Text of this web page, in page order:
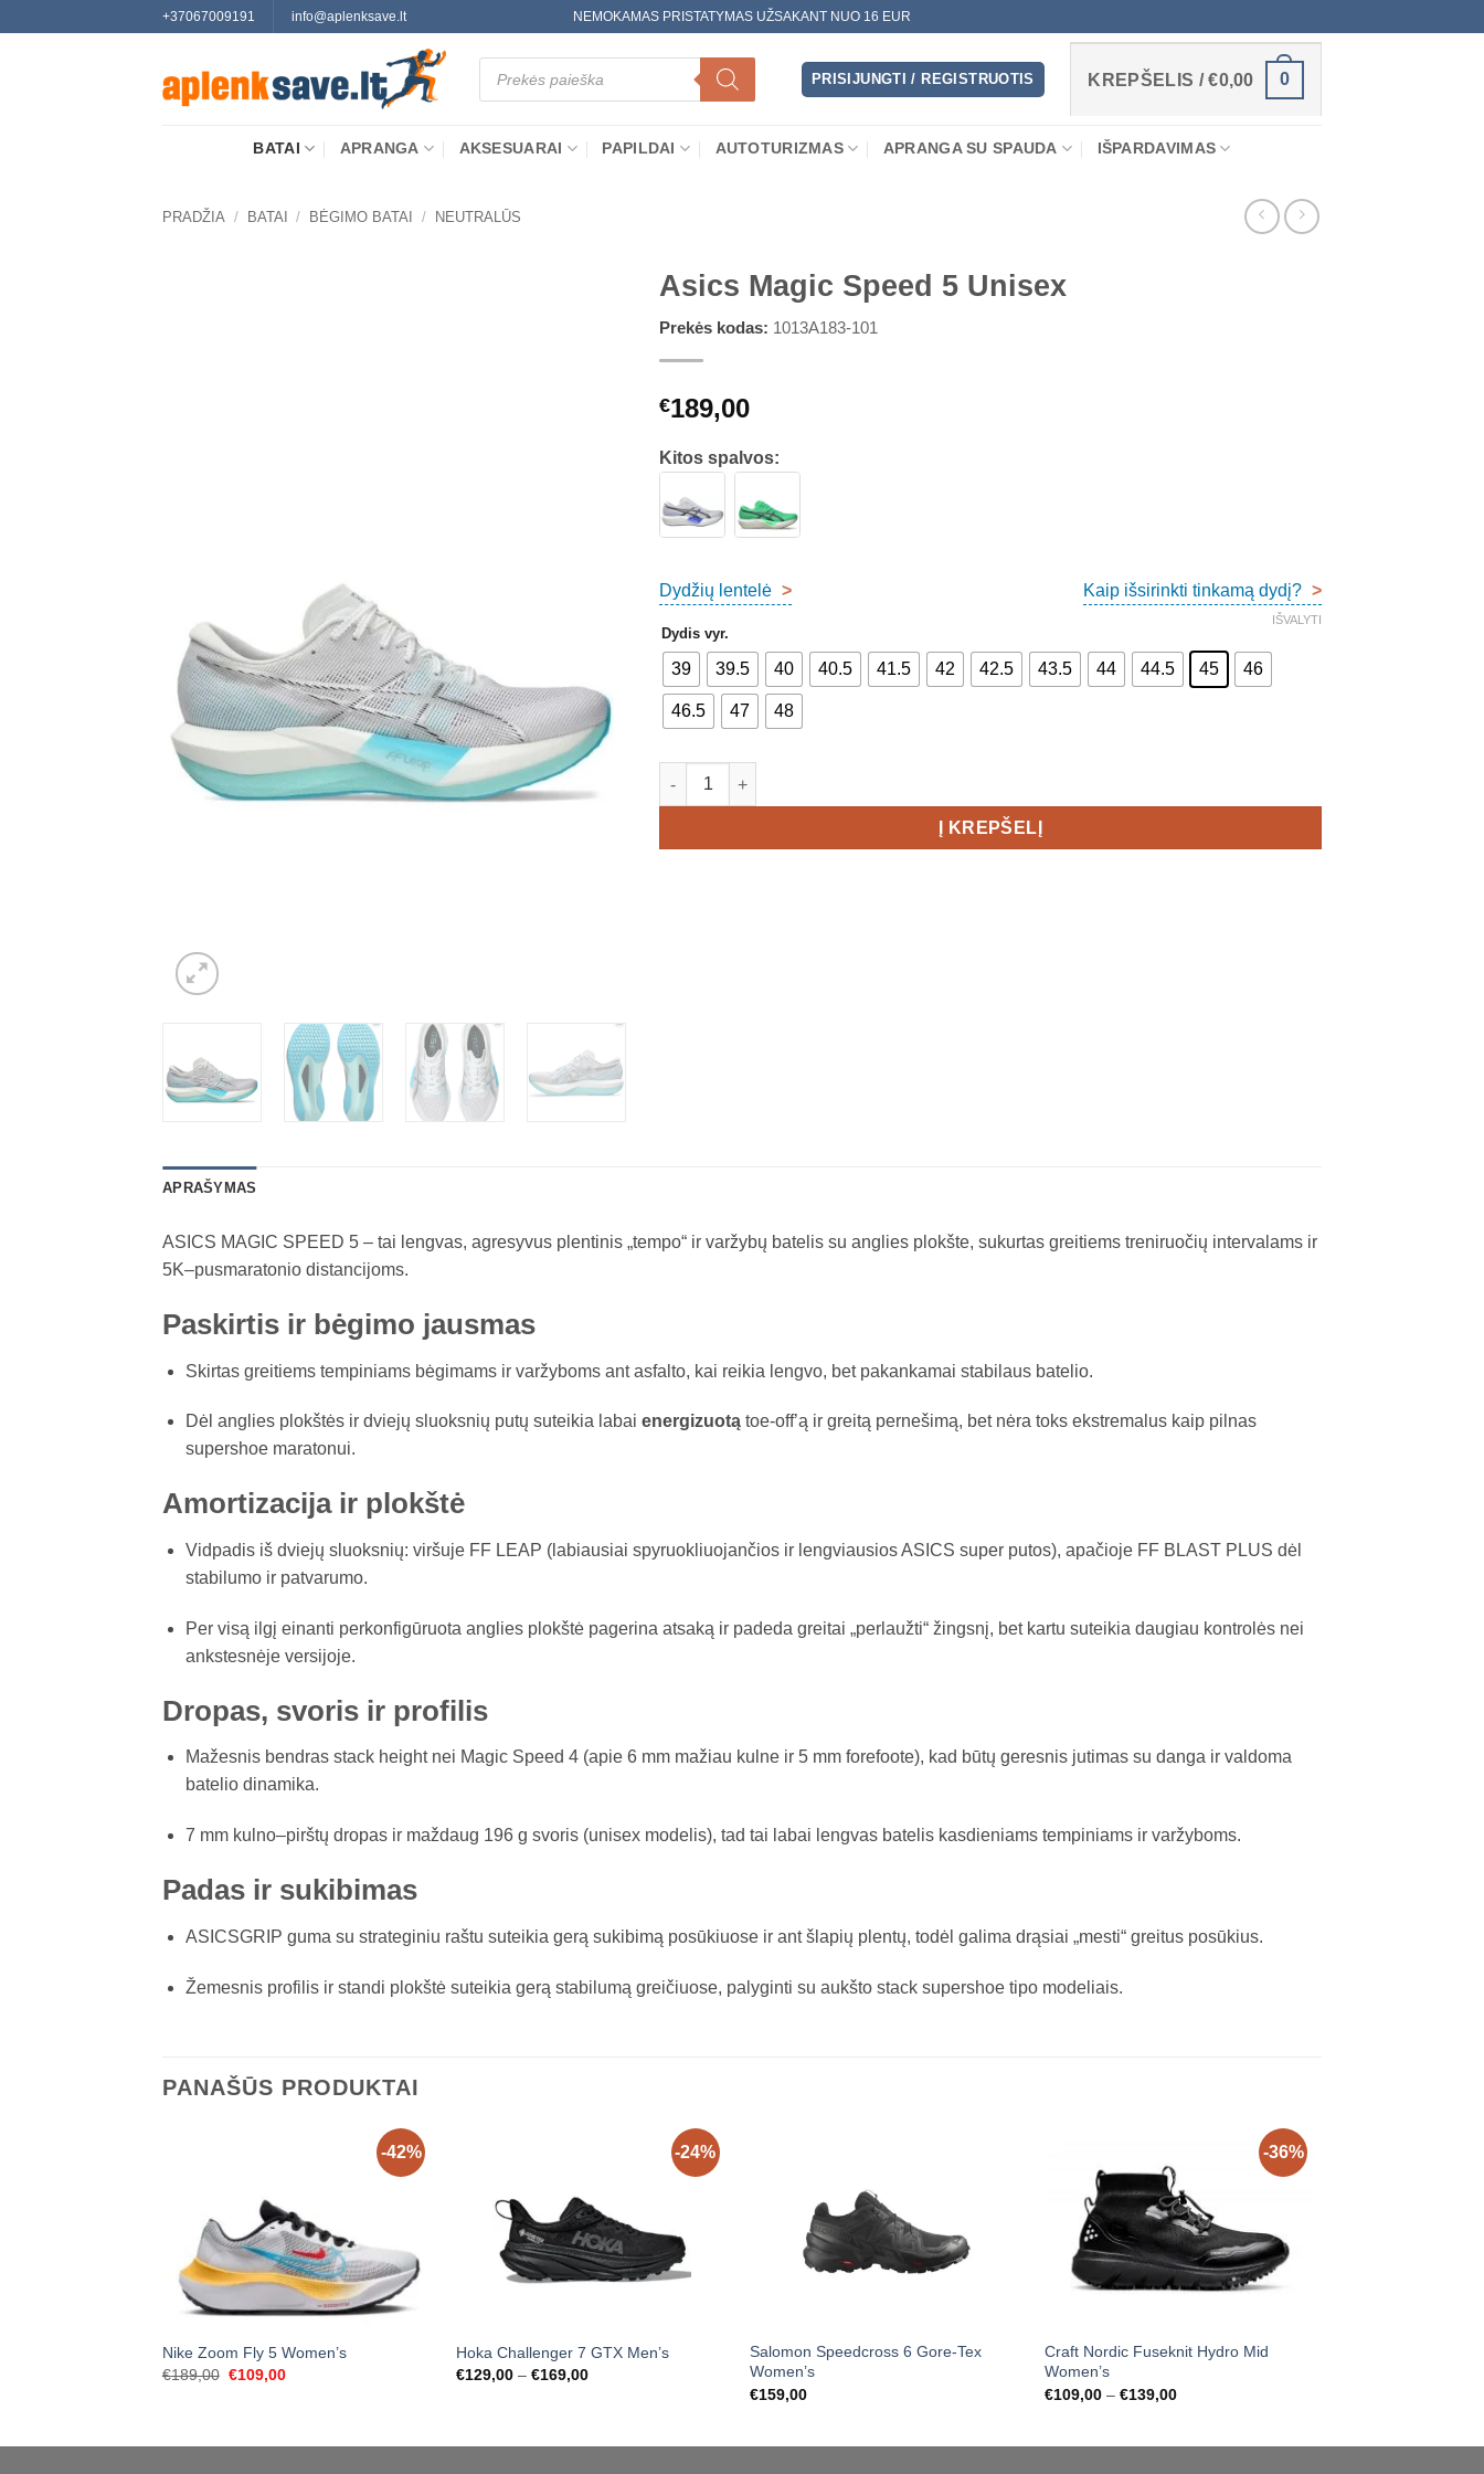
+37067009191 info@aplenksave.lt NEMOKAMAS PRISTATYMAS UŽSAKANT NUO 16 EUR
Products
search
PRISIJUNGTI / REGISTRUOTIS KREPŠELIS /€0,00 0
BATAI APRANGA AKSESUARAI PAPILDAI AUTOTURIZMAS APRANGA SU SPAUDA IŠPARDAVIMAS
PRADŽIA / BATAI / BĖGIMO BATAI / NEUTRALŪS
Asics Magic Speed 5 Unisex
Prekės kodas: 1013A183-101
€189,00
Kitos spalvos:
Dydžių lentelė > Kaip išsirinkti tinkamą dydį? >
Dydis vyr.
39 39.5 40 40.5 41.5 42 42.5 43.5 44 44.5 45 46
46.5 47 48
IŠVALYTI
produkto kiekis: Asics Magic Speed 5 Unisex
Į KREPŠELĮ
APRAŠYMAS
ASICS MAGIC SPEED 5 – tai lengvas, agresyvus plentinis „tempo“ ir varžybų batelis su anglies plokšte, sukurtas greitiems treniruočių intervalams ir
5K–pusmaratonio distancijoms.
Paskirtis ir bėgimo jausmas
Skirtas greitiems tempiniams bėgimams ir varžyboms ant asfalto, kai reikia lengvo, bet pakankamai stabilaus batelio.
Dėl anglies plokštės ir dviejų sluoksnių putų suteikia labai energizuotątoe-off’ą ir greitą pernešimą, bet nėra toks ekstremalus kaip pilnas
supershoe maratonui.
Amortizacija ir plokštė
Vidpadis iš dviejų sluoksnių: viršuje FF LEAP (labiausiai spyruokliuojančios ir lengviausios ASICS super putos), apačioje FF BLAST PLUS dėl
stabilumo ir patvarumo.
Per visą ilgį einanti perkonfigūruota anglies plokštė pagerina atsaką ir padeda greitai „perlaužti“ žingsnį, bet kartu suteikia daugiau kontrolės nei
ankstesnėje versijoje.
Dropas, svoris ir profilis
Mažesnis bendras stack height nei Magic Speed 4 (apie 6 mm mažiau kulne ir 5 mm forefoote), kad būtų geresnis jutimas su danga ir valdoma
batelio dinamika.
7 mm kulno–pirštų dropas ir maždaug 196 g svoris (unisex modelis), tad tai labai lengvas batelis kasdieniams tempiniams ir varžyboms.
Padas ir sukibimas
ASICSGRIP guma su strateginiu raštu suteikia gerą sukibimą posūkiuose ir ant šlapių plentų, todėl galima drąsiai „mesti“ greitus posūkius.
Žemesnis profilis ir standi plokštė suteikia gerą stabilumą greičiuose, palyginti su aukšto stack supershoe tipo modeliais.
PANAŠŪS PRODUKTAI
-42%
Nike Zoom Fly 5 Women’s
€189,00 Original
€109,00Current
-24%
Hoka Challenger 7 GTX Men’s
€129,00 – €169,00Price
Salomon Speedcross 6 Gore-Tex
Women’s
€159,00
-36%
Craft Nordic Fuseknit Hydro Mid
Women’s
€109,00 – €139,00Price